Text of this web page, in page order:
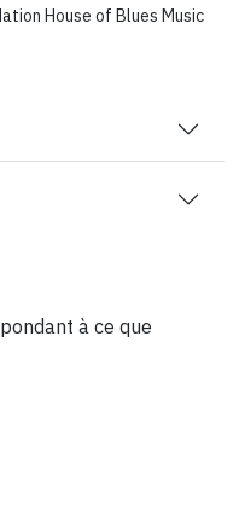
House of Blues Music
à ce que